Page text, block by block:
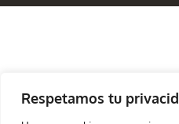
Respetamos tu